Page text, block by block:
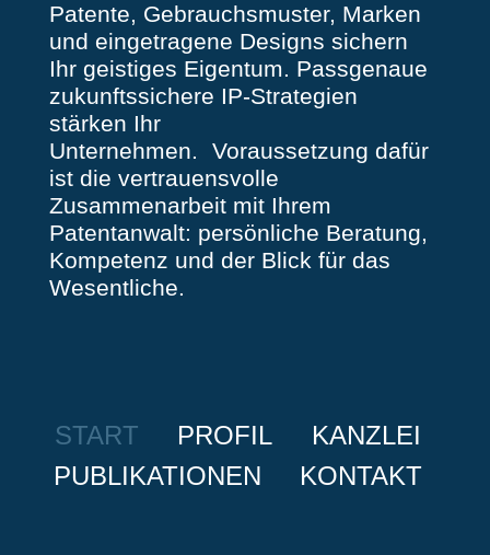
Patente, Gebrauchsmuster, Marken
und eingetragene Designs sichern
Ihr geistiges Eigentum. Passgenaue
zukunftssichere IP-Strategien
stärken Ihr
Unternehmen.
Voraussetzung dafür
ist die vertrauensvolle
Zusammenarbeit mit Ihrem
Patentanwalt: persönliche Beratung,
Kompetenz und der Blick für das
Wesentliche.
START PROFIL
KANZLEI
PUBLIKATIONEN
KONTAKT